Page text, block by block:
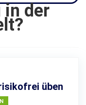
in der
üben